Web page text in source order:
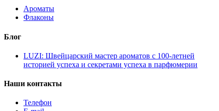
Ароматы
Флаконы
Блог
LUZI: Швейцарский мастер ароматов с 100-летней
историей успеха и секретами успеха в парфюмерии
Наши контакты
Телефон